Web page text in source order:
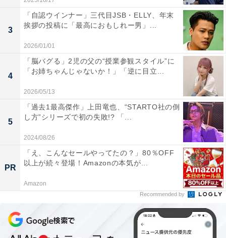
3
「自認ウインナー」三代目JSB・ELLY、年末
挨拶の投稿に「最高におもしれー男」...
2026/01/01
4
「脳バグる」2児の父の“授業参観スタイル”に
「お姉ちゃんじゃないか！」「逆に目立...
2026/05/13
5
「過去1最高傑作」上田竜也、“STARTO社の倒
し方”シリーズで初の失敗!? 「...
2024/08/26
PR
「え、こんなセールやってたの？」80％OFF
以上が続々登場！Amazonの本気が...
Amazon
Recommended by